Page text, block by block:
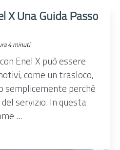
X Una Guida Passo
4 minuti
Enel X può essere
come un trasloco,
semplicemente perché
servizio. In questa
...